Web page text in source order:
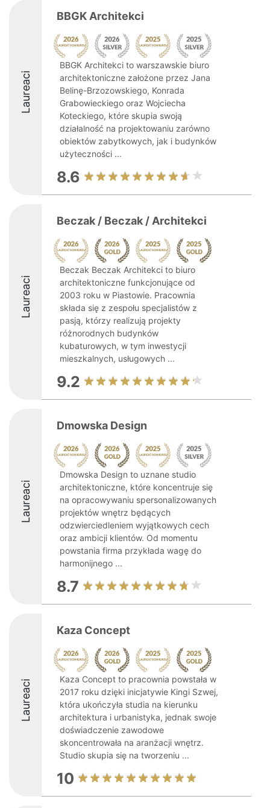
Laureaci
BBGK Architekci
BBGK Architekci to warszawskie biuro
architektoniczne założone przez Jana
Belinę-Brzozowskiego, Konrada
Grabowieckiego oraz Wojciecha
Koteckiego, które skupia swoją
działalność na projektowaniu zarówno
obiektów zabytkowych, jak i budynków
użyteczności ...
8.6
Laureaci
Beczak / Beczak / Architekci
Beczak Beczak Architekci to biuro
architektoniczne funkcjonujące od
2003 roku w Piastowie. Pracownia
składa się z zespołu specjalistów z
pasją, którzy realizują projekty
różnorodnych budynków
kubaturowych, w tym inwestycji
mieszkalnych, usługowych ...
9.2
Laureaci
Dmowska Design
Dmowska Design to uznane studio
architektoniczne, które koncentruje się
na opracowywaniu spersonalizowanych
projektów wnętrz będących
odzwierciedleniem wyjątkowych cech
oraz ambicji klientów. Od momentu
powstania firma przykłada wagę do
harmonijnego ...
8.7
Laureaci
Kaza Concept
Kaza Concept to pracownia powstała w
2017 roku dzięki inicjatywie Kingi Szwej,
która ukończyła studia na kierunku
architektura i urbanistyka, jednak swoje
doświadczenie zawodowe
skoncentrowała na aranżacji wnętrz.
Studio skupia się na tworzeniu ...
10